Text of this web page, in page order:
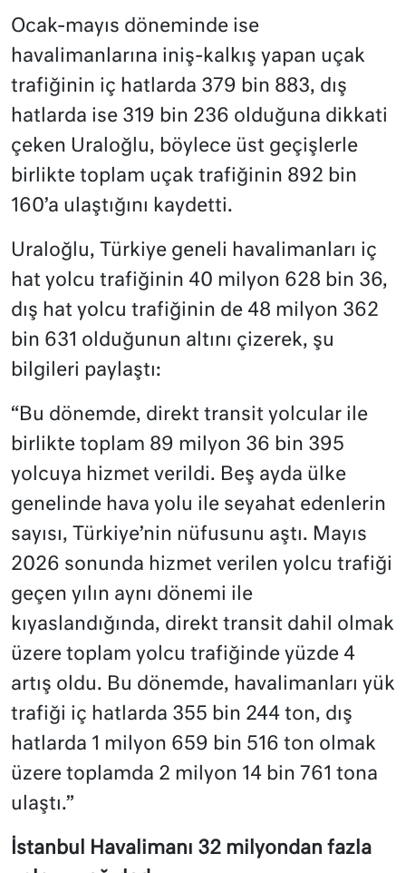
Ocak-mayıs döneminde ise
havalimanlarına iniş-kalkış yapan uçak
trafiğinin iç hatlarda 379 bin 883, dış
hatlarda ise 319 bin 236 olduğuna dikkati
çeken Uraloğlu, böylece üst geçişlerle
birlikte toplam uçak trafiğinin 892 bin
160’a ulaştığını kaydetti.
Uraloğlu, Türkiye geneli havalimanları iç
hat yolcu trafiğinin 40 milyon 628 bin 36,
dış hat yolcu trafiğinin de 48 milyon 362
bin 631 olduğunun altını çizerek, şu
bilgileri paylaştı:
“Bu dönemde, direkt transit yolcular ile
birlikte toplam 89 milyon 36 bin 395
yolcuya hizmet verildi. Beş ayda ülke
genelinde hava yolu ile seyahat edenlerin
sayısı, Türkiye’nin nüfusunu aştı. Mayıs
2026 sonunda hizmet verilen yolcu trafiği
geçen yılın aynı dönemi ile
kıyaslandığında, direkt transit dahil olmak
üzere toplam yolcu trafiğinde yüzde 4
artış oldu. Bu dönemde, havalimanları yük
trafiği iç hatlarda 355 bin 244 ton, dış
hatlarda 1 milyon 659 bin 516 ton olmak
üzere toplamda 2 milyon 14 bin 761 tona
ulaştı.”
İstanbul Havalimanı 32 milyondan fazla